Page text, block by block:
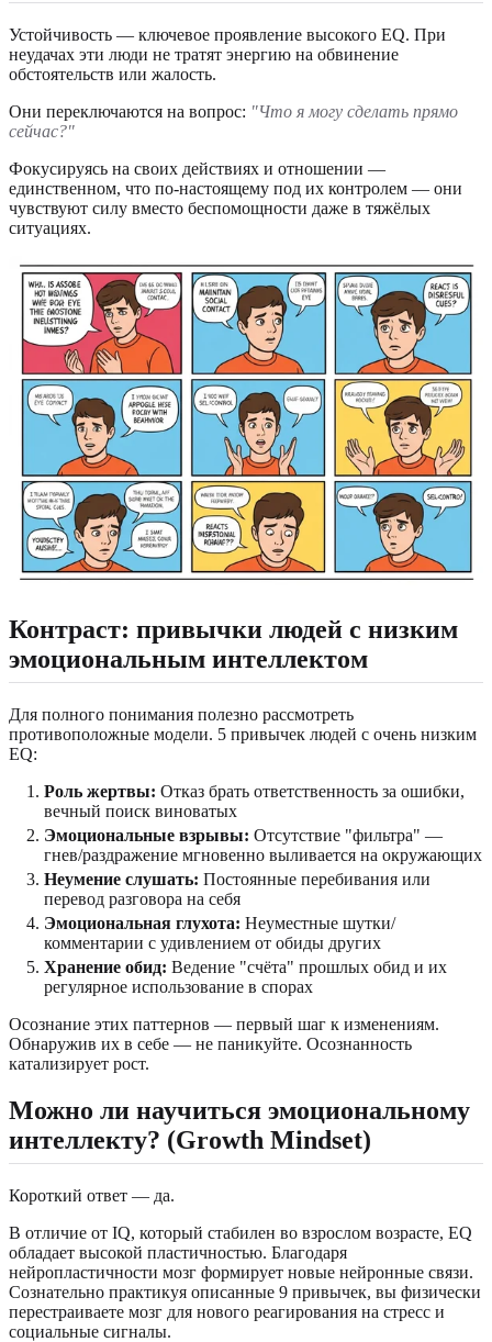
Устойчивость — ключевое проявление высокого EQ. При
неудачах эти люди не тратят энергию на обвинение
обстоятельств или жалость.
Они переключаются на вопрос: "Что я могу сделать прямо
сейчас?"
Фокусируясь на своих действиях и отношении —
единственном, что по-настоящему под их контролем — они
чувствуют силу вместо беспомощности даже в тяжёлых
ситуациях.
Контраст: привычки людей с низким
эмоциональным интеллектом
Для полного понимания полезно рассмотреть
противоположные модели. 5 привычек людей с очень низким
EQ:
Роль жертвы: Отказ брать ответственность за ошибки,
вечный поиск виноватых
Эмоциональные взрывы: Отсутствие "фильтра" —
гнев/раздражение мгновенно выливается на окружающих
Неумение слушать: Постоянные перебивания или
перевод разговора на себя
Эмоциональная глухота: Неуместные шутки/
комментарии с удивлением от обиды других
Хранение обид: Ведение "счёта" прошлых обид и их
регулярное использование в спорах
Осознание этих паттернов — первый шаг к изменениям.
Обнаружив их в себе — не паникуйте. Осознанность
катализирует рост.
Можно ли научиться эмоциональному
интеллекту? (Growth Mindset)
Короткий ответ — да.
В отличие от IQ, который стабилен во взрослом возрасте, EQ
обладает высокой пластичностью. Благодаря
нейропластичности мозг формирует новые нейронные связи.
Сознательно практикуя описанные 9 привычек, вы физически
перестраиваете мозг для нового реагирования на стресс и
социальные сигналы.